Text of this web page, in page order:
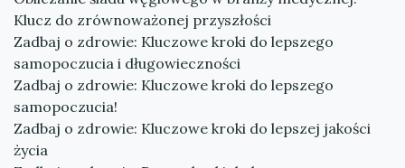
Klucz do zrównoważonej przyszłości
Zadbaj o zdrowie: Kluczowe kroki do lepszego
samopoczucia i długowieczności
Zadbaj o zdrowie: Kluczowe kroki do lepszego
samopoczucia!
Zadbaj o zdrowie: Kluczowe kroki do lepszej jakości
życia